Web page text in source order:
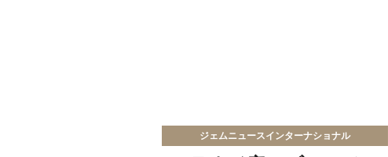
ジェムニュースインターナショナル